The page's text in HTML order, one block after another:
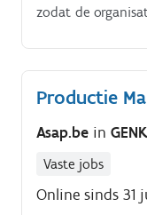
zodat de
engineering,
zodat processen
blijven.
Productie
Asap.be in GENK
Vaste jobs
Online sinds 31